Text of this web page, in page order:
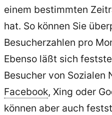
einem bestimmten
hat. So können Sie
Besucherzahlen pro
Ebenso läßt sich
Besucher von Sozialen
Facebook, Xing oder
können aber auch